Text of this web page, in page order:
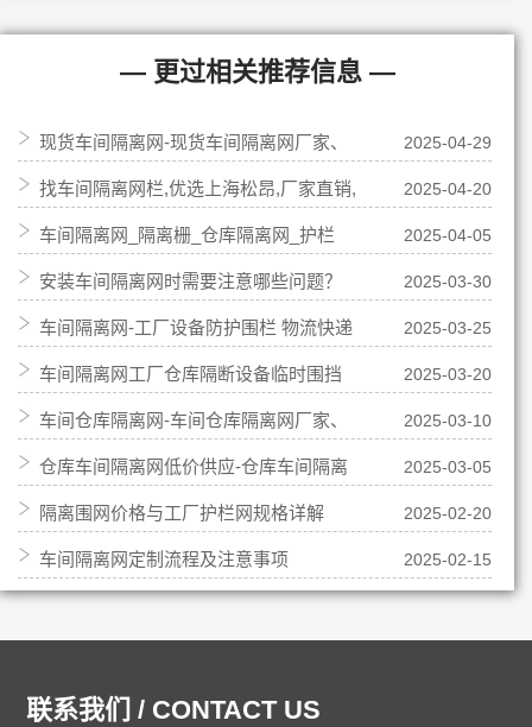
— 更过相关推荐信息 —
现货车间隔离网-现货车间隔离网厂家、
报价-松昂路桥
2025-04-29
找车间隔离网栏,优选上海松昂,厂家直销,
源头厂货!
2025-04-20
车间隔离网_隔离栅_仓库隔离网_护栏
网-机器人隔离防护栏厂
2025-04-05
安装车间隔离网时需要注意哪些问题？ 2025-03-30
车间隔离网-工厂设备防护围栏 物流快递
分拣隔断仓库防护网
2025-03-25
车间隔离网工厂仓库隔断设备临时围挡
可移动车间隔离网
2025-03-20
车间仓库隔离网-车间仓库隔离网厂家、
品牌、报价
2025-03-10
仓库车间隔离网低价供应-仓库车间隔离
网低价供应批发
2025-03-05
隔离围网价格与工厂护栏网规格详解 2025-02-20
车间隔离网定制流程及注意事项 2025-02-15
联系我们 / CONTACT US